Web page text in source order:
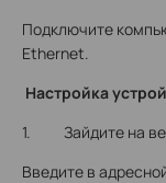
Подключите
Ethernet.
Настройка
1. Зайдите на
Введите в